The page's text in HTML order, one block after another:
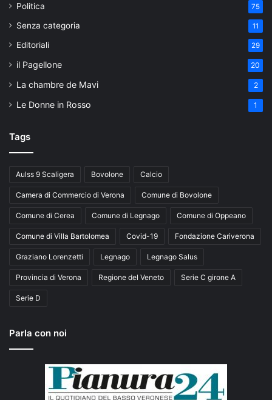
Politica 75
Senza categoria 11
Editoriali 29
il Pagellone 20
La chambre de Mavi 2
Le Donne in Rosso 1
Tags
Aulss 9 Scaligera Bovolone Calcio
Camera di Commercio di Verona Comune di Bovolone
Comune di Cerea Comune di Legnago Comune di Oppeano
Comune di Villa Bartolomea Covid-19 Fondazione Cariverona
Graziano Lorenzetti Legnago Legnago Salus
Provincia di Verona Regione del Veneto Serie C girone A
Serie D
Parla con noi